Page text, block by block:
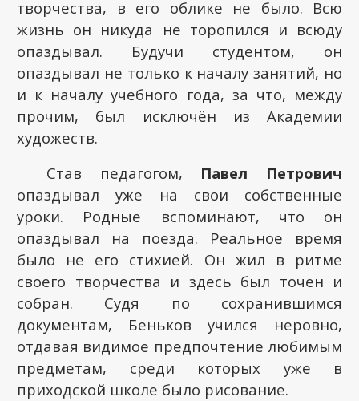
творчества, в его облике не было. Всю
жизнь он никуда не торопился и всюду
опаздывал. Будучи студентом, он
опаздывал не только к началу занятий, но
и к началу учебного года, за что, между
прочим, был исключён из Академии
художеств.
Став педагогом, Павел Петрович
опаздывал уже на свои собственные
уроки. Родные вспоминают, что он
опаздывал на поезда. Реальное время
было не его стихией. Он жил в ритме
своего творчества и здесь был точен и
собран. Судя по сохранившимся
документам, Беньков учился неровно,
отдавая видимое предпочтение любимым
предметам, среди которых уже в
приходской школе было рисование.